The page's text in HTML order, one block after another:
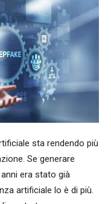
sta rendendo più
Se generare
era stato già
artificiale lo è di più.